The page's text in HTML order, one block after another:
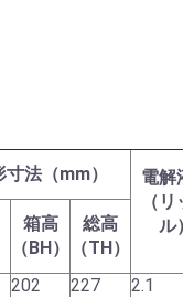
法（mm）
電解
（
ル
箱高
（BH）
総高
（TH）
202 227 2.1